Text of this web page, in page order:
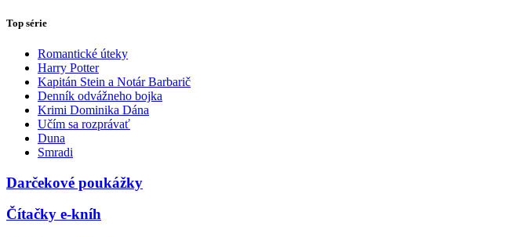
Top série
Romantické úteky
Harry Potter
Kapitán Stein a Notár Barbarič
Denník odvážneho bojka
Krimi Dominika Dána
Učím sa rozprávať
Duna
Smradi
Darčekové poukážky
Čítačky e-kníh